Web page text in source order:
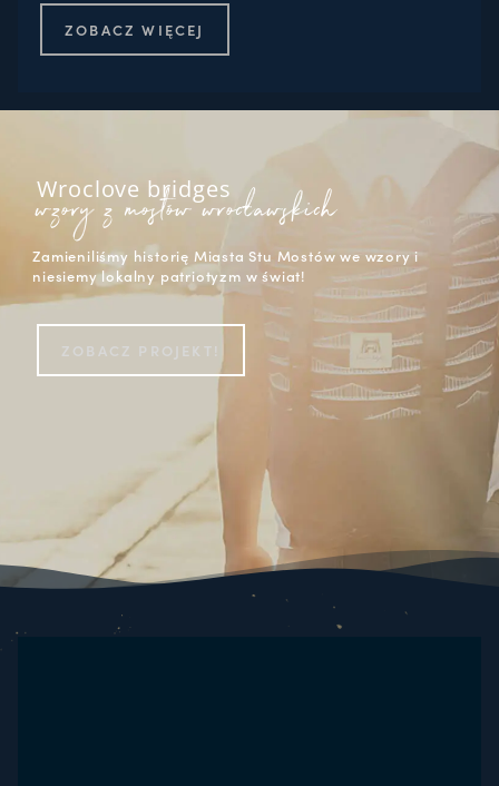
ZOBACZ WIĘCEJ
Wroclove bridges
wzory z mostów wrocławskich
Zamieniliśmy historię Miasta Stu Mostów we wzory i
niesiemy lokalny patriotyzm w świat!
ZOBACZ PROJEKT!